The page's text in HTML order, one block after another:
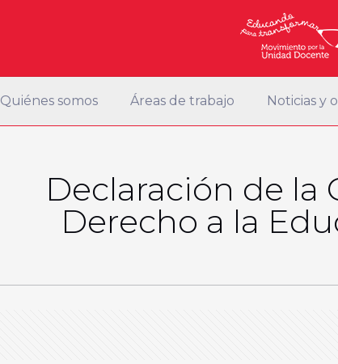
Quiénes somos Áreas de trabajo Noticias y
Declaración de la
Derecho a la